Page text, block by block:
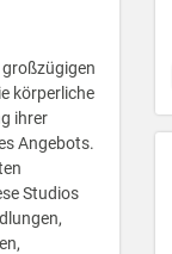
körperliche
ihrer
Angebots.
Studios